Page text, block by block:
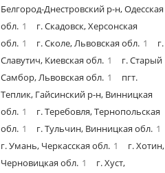
Белгород-Днестровский р-н, Одесская
обл. 1
г. Скадовск, Херсонская
обл. 1 г. Сколе, Львовская обл. 1
г.
Славутич, Киевская обл. 1
г. Старый
Самбор, Львовская обл. 1
пгт.
Теплик, Гайсинский р-н, Винницкая
обл. 1
г. Теребовля, Тернопольская
обл. 1 г. Тульчин, Винницкая обл. 1
г. Умань, Черкасская обл. 1
г. Хотин,
Черновицкая обл. 1
г. Хуст,